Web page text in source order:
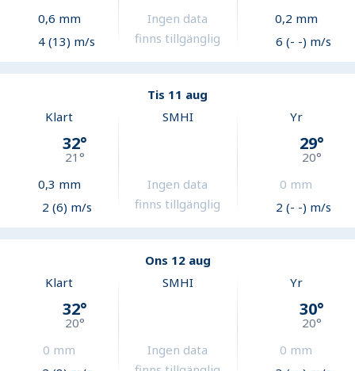
0,6 mm
4 (13) m/s
Ingen data
finns tillgänglig
0,2 mm
6 (- -) m/s
Tis 11 aug
Klart
32°
21°
0,3 mm
2 (6) m/s
SMHI
Ingen data
finns tillgänglig
Yr
29°
20°
0 mm
2 (- -) m/s
Ons 12 aug
Klart
32°
20°
0 mm
SMHI
Ingen data
Yr
30°
20°
0 mm